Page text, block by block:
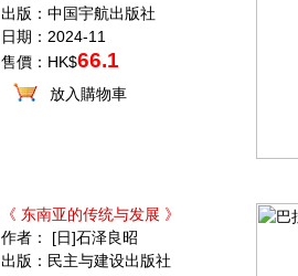
出版：中国宇航出版社
日期：2024-11
售價：HK$66.1
放入購物車
《 东南亚的传统与发展 》
作者： [日]石泽良昭
出版：民主与建设出版社